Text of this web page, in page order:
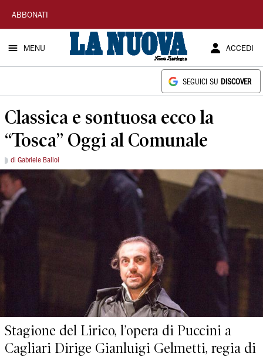
La
Nuova
Sardegna
ABBONATI
MENU ACCEDI
SEGUICI SU DISCOVER
Classica e sontuosa ecco la
“Tosca” Oggi al Comunale
di Gabriele Balloi
Stagione del Lirico, l’opera di Puccini a
Cagliari Dirige Gianluigi Gelmetti, regia di